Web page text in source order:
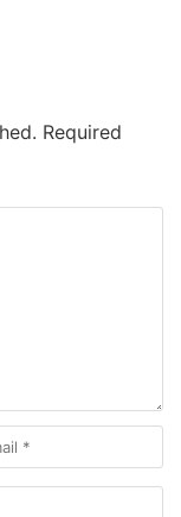
Required